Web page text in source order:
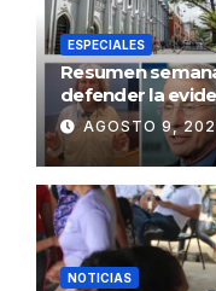
ESPECIALES
Resumen
defender la
AGOSTO 9,
NOTICIAS